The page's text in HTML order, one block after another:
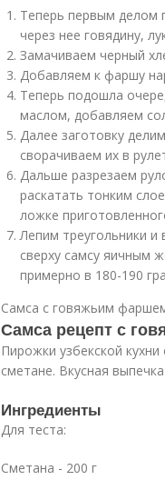
Теперь первым делом
через нее говядину,
Замачиваем черный
Добавляем к фаршу
Теперь подошла
маслом, добавляем
Далее заготовку
сворачиваем их в
Дальше разрезаем
раскатать тонким
ложке
Лепим треугольники
сверху самсу яичным
примерно в 180-190
Самса с говяжьим
Самса рецепт с
Пирожки узбекской
сметане. Вкусная
Ингредиенты
Для теста:
Сметана - 200 г